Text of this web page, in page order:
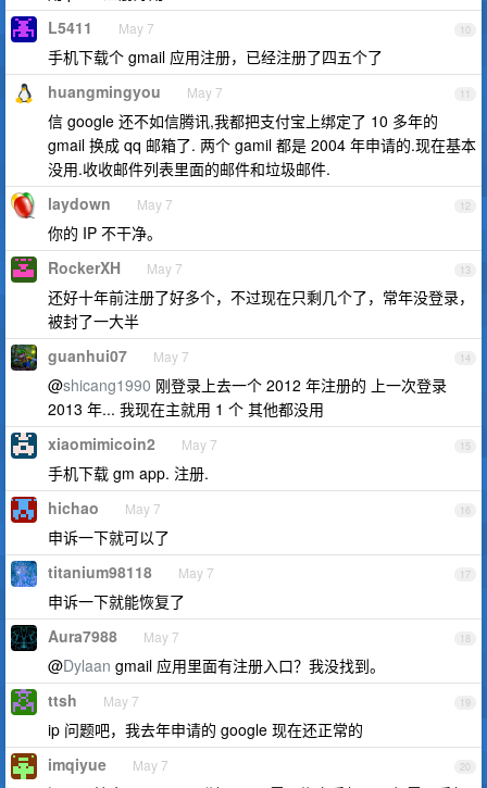
10
L5411 May 7
手机下载个 gmail 应用注册，已经注册了四五个了
11
huangmingyou May 7
信 google 还不如信腾讯,我都把支付宝上绑定了 10 多年的
gmail 换成 qq 邮箱了. 两个 gamil 都是 2004 年申请的.现在基本
没用.收收邮件列表里面的邮件和垃圾邮件.
12
laydown May 7
你的 IP 不干净。
13
RockerXH May 7
还好十年前注册了好多个，不过现在只剩几个了，常年没登录，
被封了一大半
14
guanhui07 May 7
@shicang1990 刚登录上去一个 2012 年注册的 上一次登录
2013 年... 我现在主就用 1 个 其他都没用
15
xiaomimicoin2 May 7
手机下载 gm app. 注册.
16
hichao May 7
申诉一下就可以了
17
titanium98118 May 7
申诉一下就能恢复了
18
Aura7988 May 7
@Dylaan gmail 应用里面有注册入口？我没找到。
19
ttsh May 7
ip 问题吧，我去年申请的 google 现在还正常的
20
imqiyue May 7